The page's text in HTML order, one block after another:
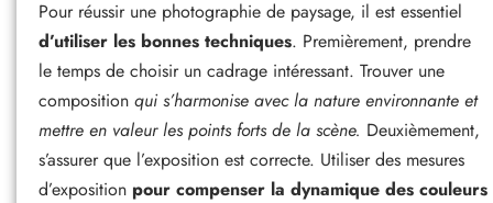
Pour réussir une photographie de paysage, il est essentiel
d’utiliser les bonnes techniques. Premièrement, prendre
le temps de choisir un cadrage intéressant. Trouver une
composition qui s’harmonise avec la nature environnante et
mettre en valeur les points forts de la scène. Deuxièmement,
s’assurer que l’exposition est correcte. Utiliser des mesures
d’exposition pour compenser la dynamique des couleurs